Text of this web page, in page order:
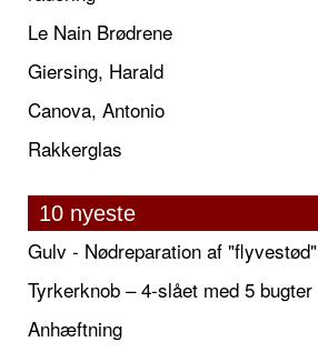
Le Nain Brødrene
Giersing, Harald
Canova, Antonio
Rakkerglas
10 nyeste
Gulv - Nødreparation af "flyvestød"
Tyrkerknob – 4-slået med 5 bugter
Anhæftning